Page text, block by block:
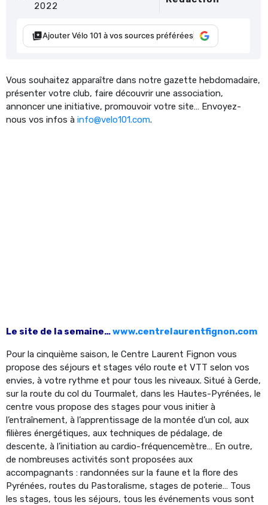
2022
Ajouter Vélo 101 à vos sources préférées
Vous souhaitez apparaître dans notre gazette hebdomadaire,
présenter votre club, faire découvrir une association,
annoncer une initiative, promouvoir votre site… Envoyez-
nous vos infos à info@velo101.com.
Le site de la semaine…www.centrelaurentfignon.com
Pour la cinquième saison, le Centre Laurent Fignon vous
propose des séjours et stages vélo route et VTT selon vos
envies, à votre rythme et pour tous les niveaux. Situé à Gerde,
sur la route du col du Tourmalet, dans les Hautes-Pyrénées, le
centre vous propose des stages pour vous initier à
l’entraînement, à l’apprentissage de la montée d’un col, aux
filières énergétiques, aux techniques de pédalage, de
descente, à l’initiation au cardio-fréquencemètre… En outre,
de nombreuses activités sont proposées aux
accompagnants : randonnées sur la faune et la flore des
Pyrénées, routes du Pastoralisme, stages de poterie… Tous
les stages, tous les séjours, tous les événements vous sont